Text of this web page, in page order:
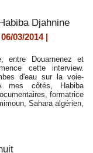
Djahnine
03/2014|
entre Douarnenez et
cette interview.
d'eau sur la voie-
mes côtés, Habiba
formatrice
Sahara algérien,